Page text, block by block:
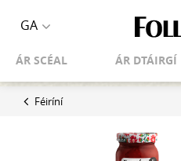
GA
language
selector
ÁR SCÉAL ÁR DTÁIRGÍ
Féiríní